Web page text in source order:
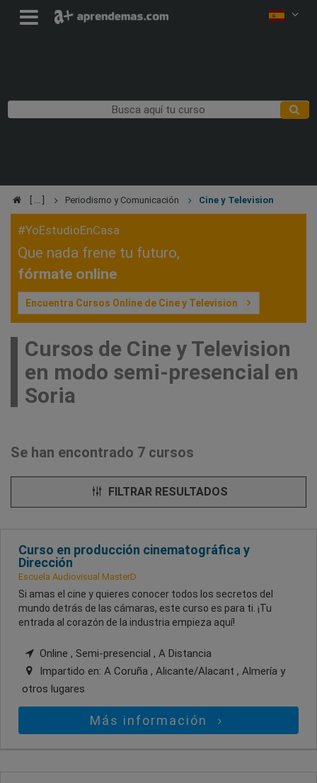
Periodismo y Comunicación Cine y Television
#YoEstudioEnCasa
Que nada frene tu futuro,
fórmate online
Encuentra Cursos Online de Cine y Television
Cursos de Cine y Television
en modo semi-presencial en
Soria
Se han encontrado 7 cursos
FILTRAR RESULTADOS
Curso en producción cinematográfica y
Dirección
Escuela Audiovisual MasterD
Si amas el cine y quieres conocer todos los secretos del
mundo detrás de las cámaras, este curso es para ti. ¡Tu
entrada al corazón de la industria empieza aquí!
Online , Semi-presencial , A Distancia
Impartido en: A Coruña , Alicante/Alacant , Almería y
otros lugares
Más información